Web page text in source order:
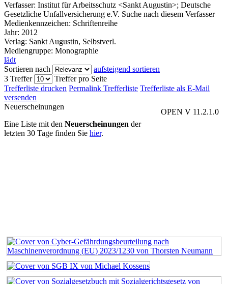
Verfasser: Institut für Arbeitsschutz <Sankt Augustin>; Deutsche
Gesetzliche Unfallversicherung e.V. Suche nach diesem Verfasser
Medienkennzeichen: Schriftenreihe
Jahr: 2012
Verlag: Sankt Augustin, Selbstverl.
Mediengruppe: Monographie
lädt
Sortieren nach
aufsteigend sortieren
3 Treffer
Treffer pro Seite
Trefferliste drucken Permalink Trefferliste Trefferliste als E-Mail
versenden
OPEN V 11.2.1.0
Neuerscheinungen
Eine Liste mit den Neuerscheinungen der
letzten 30 Tage finden Sie hier.